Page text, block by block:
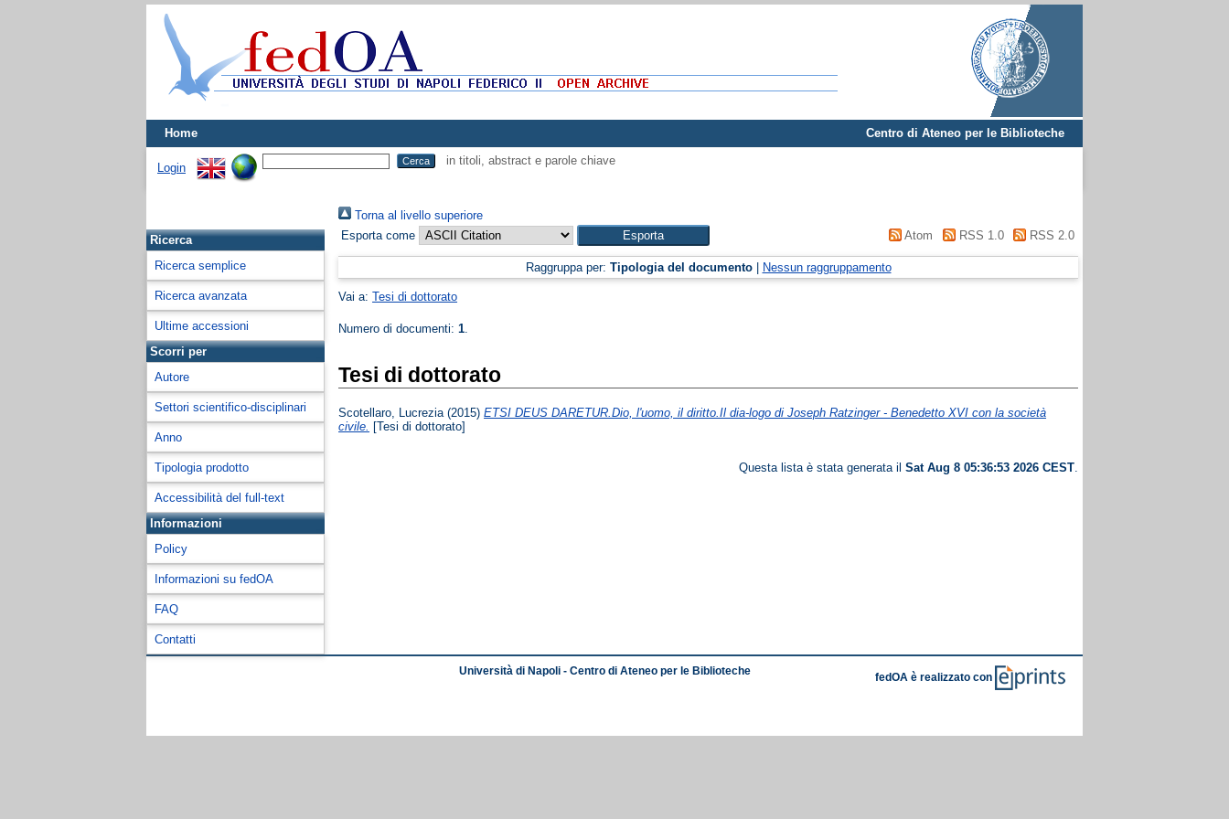
Home Centro di Ateneo per le Biblioteche
Login
in titoli, abstract e parole chiave
Ricerca
Ricerca semplice
Ricerca avanzata
Ultime accessioni
Scorri per
Autore
Settori scientifico-disciplinari
Anno
Tipologia prodotto
Accessibilità del full-text
Informazioni
Policy
Informazioni su fedOA
FAQ
Contatti
Torna al livello superiore
Esporta come
Atom RSS 1.0 RSS 2.0
Raggruppa per: Tipologia del documento| Nessun raggruppamento
Vai a:Tesi di dottorato
Numero di documenti:1.
Tesi di dottorato
Scotellaro, Lucrezia(2015)ETSI DEUS DARETUR.Dio, l'uomo, il diritto.Il dia-logo di Joseph Ratzinger - Benedetto XVI con la società
civile. [Tesi di dottorato]
Questa lista è stata generata il Sat Aug 8 05:36:53 2026 CEST.
Università di Napoli - Centro di Ateneo per le Biblioteche
fedOA è realizzato con